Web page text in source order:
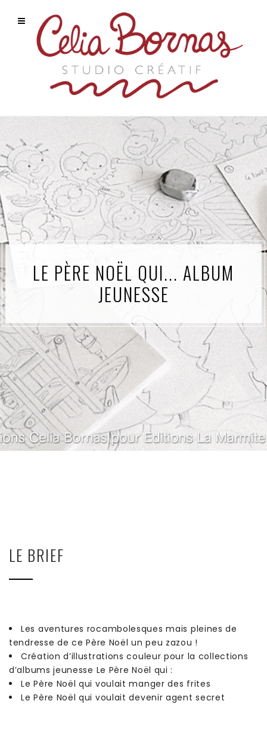
LE PÈRE NOËL QUI... ALBUM
JEUNESSE
LE BRIEF
Les aventures rocambolesques mais pleines de
tendresse de ce Père Noël un peu zazou !
Création d’illustrations couleur pour la collections
d’albums jeunesse Le Père Noël qui :
Le Père Noël qui voulait manger des frites
Le Père Noël qui voulait devenir agent secret